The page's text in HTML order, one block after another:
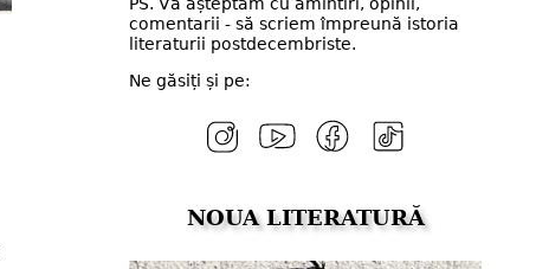
comentarii - să scriem împreună istoria
literaturii postdecembriste.
Ne găsiți și pe:
NOUA LITERATURĂ